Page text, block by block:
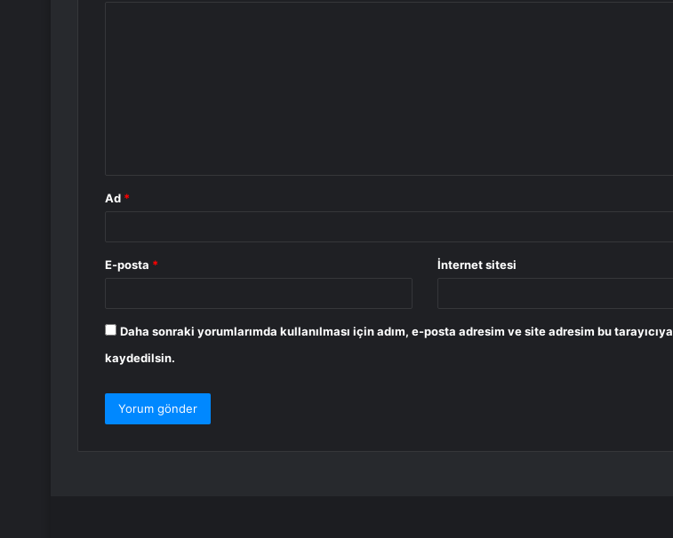
Ad *
E-posta * İnternet sitesi
Daha sonraki yorumlarımda kullanılması için adım, e-posta adresim ve site adresim bu tarayıcıya
kaydedilsin.